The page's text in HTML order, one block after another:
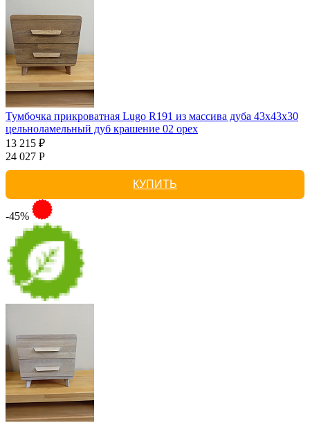
Тумбочка прикроватная Lugo R191 из массива дуба 43х43х30
цельноламельный дуб крашение 02 орех
13 215 ₽
24 027 Р
КУПИТЬ
-45%